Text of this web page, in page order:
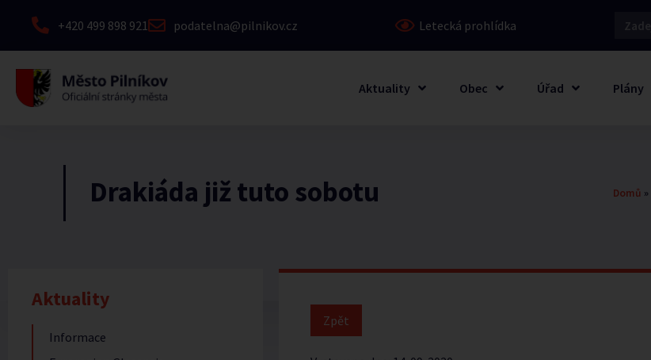
+420 499 898 921 podatelna@pilnikov.cz Letecká prohlídka
Aktuality Obec Úřad Plány
Drakiáda již tuto sobotu Domů »
Aktuality
Informace